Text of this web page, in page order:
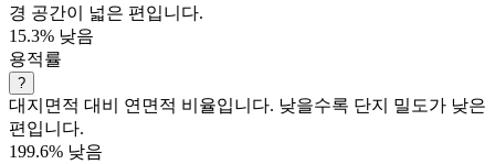
경 공간이 넓은 편입니다.
15.3% 낮음
용적률
?
대지면적 대비 연면적 비율입니다. 낮을수록 단지 밀도가 낮은
편입니다.
199.6% 낮음